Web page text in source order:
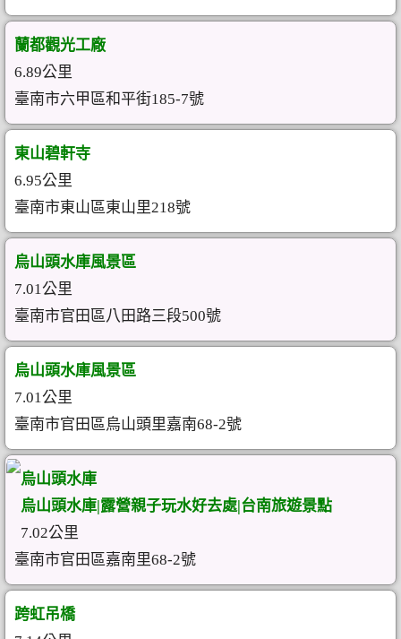
蘭都觀光工廠
6.89公里
臺南市六甲區和平街185-7號
東山碧軒寺
6.95公里
臺南市東山區東山里218號
烏山頭水庫風景區
7.01公里
臺南市官田區八田路三段500號
烏山頭水庫風景區
7.01公里
臺南市官田區烏山頭里嘉南68-2號
烏山頭水庫
烏山頭水庫|露營親子玩水好去處|台南旅遊景點
7.02公里
臺南市官田區嘉南里68-2號
跨虹吊橋